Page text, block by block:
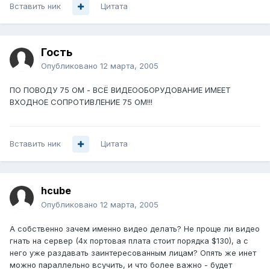
Вставить ник Цитата
Гость
Опубликовано 12 марта, 2005
ПО ПОВОДУ 75 ОМ - ВСЁ ВИДЕООБОРУДОВАНИЕ ИМЕЕТ
ВХОДНОЕ СОПРОТИВЛЕНИЕ 75 ОМ!!!
Вставить ник Цитата
hcube
Опубликовано 12 марта, 2005
А собственно зачем именно видео делать? Не проще ли видео
гнать на сервер (4х портовая плата стоит порядка $130), а с
него уже раздавать заинтересованным лицам? Опять же инет
можно параллельно всучить, и что более важно - будет